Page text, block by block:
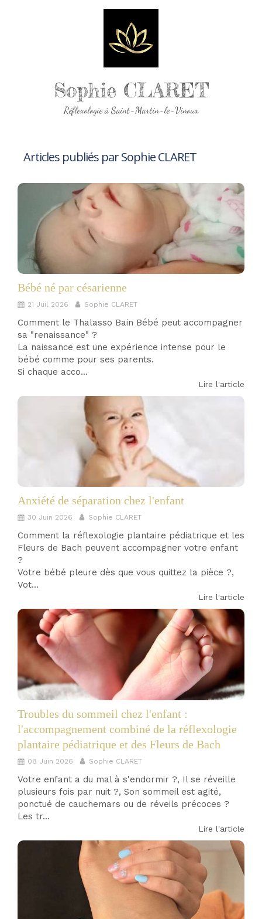
Sophie CLARET
Réflexologie à Saint-Martin-le-Vinoux
Articles publiés par Sophie CLARET
Bébé né par césarienne
21 Juil 2026 Sophie CLARET
Comment le Thalasso Bain Bébé peut accompagner
sa "renaissance" ?
La naissance est une expérience intense pour le
bébé comme pour ses parents.
Si chaque acco...
Lire l'article
Anxiété de séparation chez l'enfant
30 Juin 2026 Sophie CLARET
Comment la réflexologie plantaire pédiatrique et les
Fleurs de Bach peuvent accompagner votre enfant
?
Votre bébé pleure dès que vous quittez la pièce ?,
Vot...
Lire l'article
Troubles du sommeil chez l'enfant :
l'accompagnement combiné de la réflexologie
plantaire pédiatrique et des Fleurs de Bach
08 Juin 2026 Sophie CLARET
Votre enfant a du mal à s'endormir ?, Il se réveille
plusieurs fois par nuit ?, Son sommeil est agité,
ponctué de cauchemars ou de réveils précoces ?
Les tr...
Lire l'article